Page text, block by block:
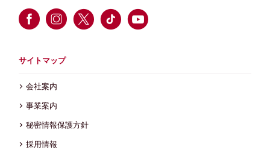
サイトマップ
会社案内
事業案内
秘密情報保護方針
採用情報